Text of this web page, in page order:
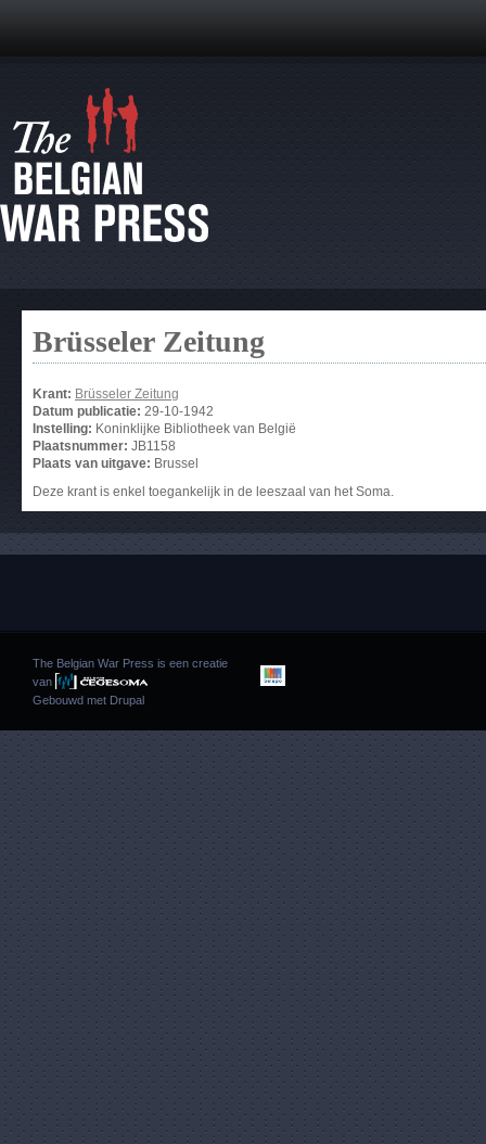
Brüsseler Zeitung
Krant: Brüsseler Zeitung
Datum publicatie: 29-10-1942
Instelling: Koninklijke Bibliotheek van België
Plaatsnummer: JB1158
Plaats van uitgave: Brussel
Deze krant is enkel toegankelijk in de leeszaal van het Soma.
The Belgian War Press is een creatie
van
Gebouwd met Drupal